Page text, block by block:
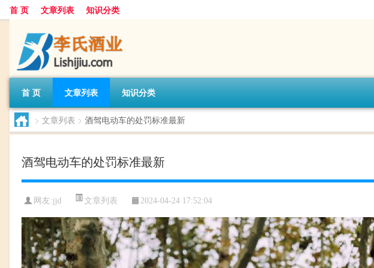
首 页 文章列表 知识分类
首 页 文章列表 知识分类
> 文章列表 > 酒驾电动车的处罚标准最新
酒驾电动车的处罚标准最新
网友:jjd 文章列表 2024-04-24 17:52:04